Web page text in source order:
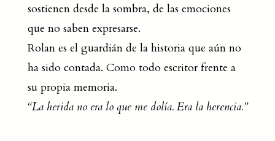
sostienen desde la sombra, de las emociones
que no saben expresarse.
Rolan es el guardián de la historia que aún no
ha sido contada. Como todo escritor frente a
su propia memoria.
“La herida no era lo que me dolía. Era la herencia.”